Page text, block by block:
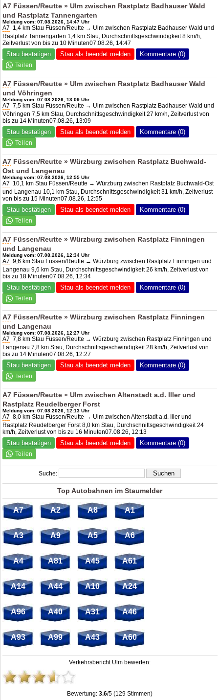
A7 Füssen/Reutte » Ulm zwischen Rastplatz Badhauser Wald
und Rastplatz Tannengarten
Meldung vom: 07.08.2026, 14:47 Uhr
A7 1,4 km Stau Füssen/Reutte → Ulm zwischen Rastplatz Badhauser Wald und
Rastplatz Tannengarten 1,4 km Stau, Durchschnittsgeschwindigkeit 8 km/h,
Zeitverlust von bis zu 10 Minuten07.08.26, 14:47
Stau bestätigen Stau als beendet melden Kommentare (0)
A7 Füssen/Reutte » Ulm zwischen Rastplatz Badhauser Wald
und Vöhringen
Meldung vom: 07.08.2026, 13:09 Uhr
A7 7,5 km Stau Füssen/Reutte → Ulm zwischen Rastplatz Badhauser Wald und
Vöhringen 7,5 km Stau, Durchschnittsgeschwindigkeit 27 km/h, Zeitverlust von
bis zu 14 Minuten07.08.26, 13:09
Stau bestätigen Stau als beendet melden Kommentare (0)
A7 Füssen/Reutte » Würzburg zwischen Rastplatz Buchwald-
Ost und Langenau
Meldung vom: 07.08.2026, 12:55 Uhr
A7 10,1 km Stau Füssen/Reutte → Würzburg zwischen Rastplatz Buchwald-Ost
und Langenau 10,1 km Stau, Durchschnittsgeschwindigkeit 31 km/h, Zeitverlust
von bis zu 15 Minuten07.08.26, 12:55
Stau bestätigen Stau als beendet melden Kommentare (0)
A7 Füssen/Reutte » Würzburg zwischen Rastplatz Finningen
und Langenau
Meldung vom: 07.08.2026, 12:34 Uhr
A7 9,6 km Stau Füssen/Reutte → Würzburg zwischen Rastplatz Finningen und
Langenau 9,6 km Stau, Durchschnittsgeschwindigkeit 26 km/h, Zeitverlust von
bis zu 18 Minuten07.08.26, 12:34
Stau bestätigen Stau als beendet melden Kommentare (0)
A7 Füssen/Reutte » Würzburg zwischen Rastplatz Finningen
und Langenau
Meldung vom: 07.08.2026, 12:27 Uhr
A7 7,8 km Stau Füssen/Reutte → Würzburg zwischen Rastplatz Finningen und
Langenau 7,8 km Stau, Durchschnittsgeschwindigkeit 28 km/h, Zeitverlust von
bis zu 14 Minuten07.08.26, 12:27
Stau bestätigen Stau als beendet melden Kommentare (0)
A7 Füssen/Reutte » Ulm zwischen Altenstadt a.d. Iller und
Rastplatz Reudelberger Forst
Meldung vom: 07.08.2026, 12:13 Uhr
A7 8,0 km Stau Füssen/Reutte → Ulm zwischen Altenstadt a.d. Iller und
Rastplatz Reudelberger Forst 8,0 km Stau, Durchschnittsgeschwindigkeit 24
km/h, Zeitverlust von bis zu 16 Minuten07.08.26, 12:13
Stau bestätigen Stau als beendet melden Kommentare (0)
Suche:
Top Autobahnen im Staumelder
A7 A2 A8 A1
A3 A9 A5 A6
A4 A81 A45 A61
A14 A44 A10 A24
A96 A40 A31 A46
A93 A99 A43 A60
Verkehrsbericht Ulm bewerten:
Bewertung:3.6/5 (129 Stimmen)